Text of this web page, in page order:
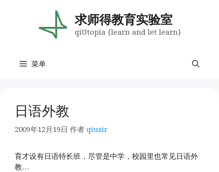
求师得教育实验室
qiUtopia {learn and let learn}
菜单
日语外教
2009年12月19日 作者 qiusir
育才设有日语特长班，尽管是中学，校园里也常见日语外
教…